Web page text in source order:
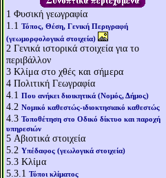
1 Φυσική γεωγραφία
1.1 Τόπος, Θέση, Γενική Περιγραφή
(γεωμορφολογικά στοιχεία)
2 Γενικά ιστορικά στοιχεία για το
περιβάλλον
3 Κλίμα στο χθές και σήμερα
4 Πολιτική Γεωγραφία
4.1 Που ανήκει διοικητικά (Νομός, Δήμος)
4.2 Νομικό καθεστώς-ιδιοκτησιακό καθεστώς
4.3 Τοποθέτηση στο Οδικό δίκτυο και παροχή
υπηρεσιών
5 Αβιοτικά στοιχεία
5.2 Υπέδαφος (γεωλογικά στοιχεία)
5.3 Κλίμα
5.3.1 Τύποι κλίματος